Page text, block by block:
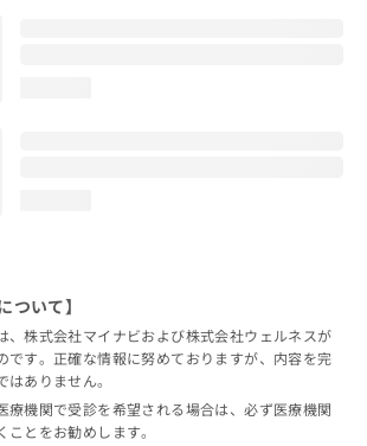
ついて】
、株式会社マイナビおよび株式会社ウェルネスが
です。正確な情報に努めておりますが、内容を完
ありません。
療機関で受診を希望される場合は、必ず医療機関
とをお勧めします。